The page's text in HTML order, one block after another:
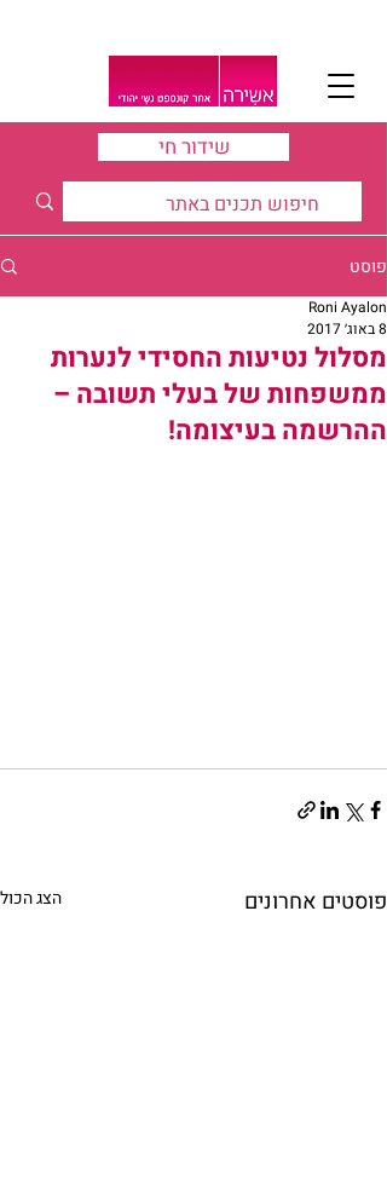
שידור חי
פוסט
מסלול נטיעות החסידי לנערות
ממשפחות של בעלי תשובה –
ההרשמה בעיצומה!
Roni Ayalon
8 באוג׳ 2017
פוסטים אחרונים הצג הכול